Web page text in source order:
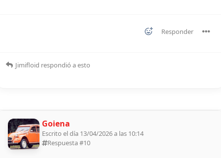
Responder
Jimifloid respondió a esto
Goiena
Escrito el día 13/04/2026 a las 10:14
Respuesta #10